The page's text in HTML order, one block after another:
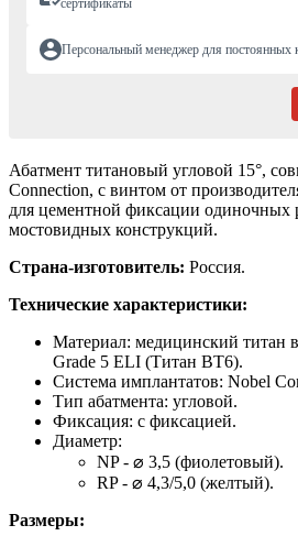
сертификаты
Персональный менеджер для постоянных
Абатмент титановый угловой 15°,
Connection, с винтом от
для цементной фиксации одиночных
мостовидных конструкций.
Страна-изготовитель: Россия.
Технические характеристики:
Материал: медицинский титан
Grade 5 ELI (Титан ВТ6).
Система имплантатов: Nobel
Тип абатмента: угловой.
Фиксация: с фиксацией.
Диаметр:
NP - ⌀ 3,5 (фиолетовый).
RP - ⌀ 4,3/5,0 (желтый).
Размеры: